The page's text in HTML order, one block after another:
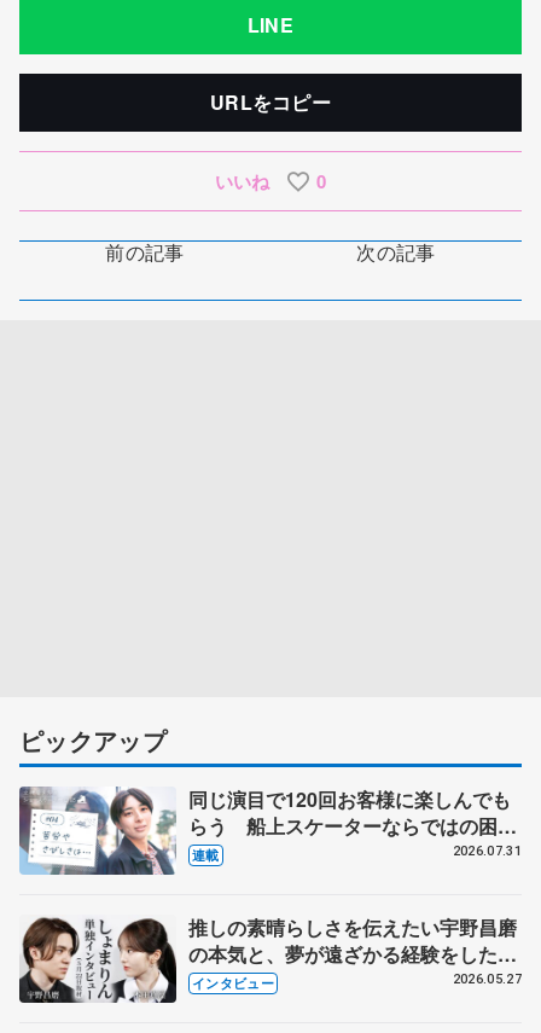
LINE
URLをコピー
いいね 0
前の記事 次の記事
ピックアップ
同じ演目で120回お客様に楽しんでも
らう 船上スケーターならではの困難
とは 影響あったPIW前キャプテン松
連載 2026.07.31
推しの素晴らしさを伝えたい宇野昌磨
の本気と、夢が遠ざかる経験をした本
田真凜の覚悟
インタビュー 2026.05.27